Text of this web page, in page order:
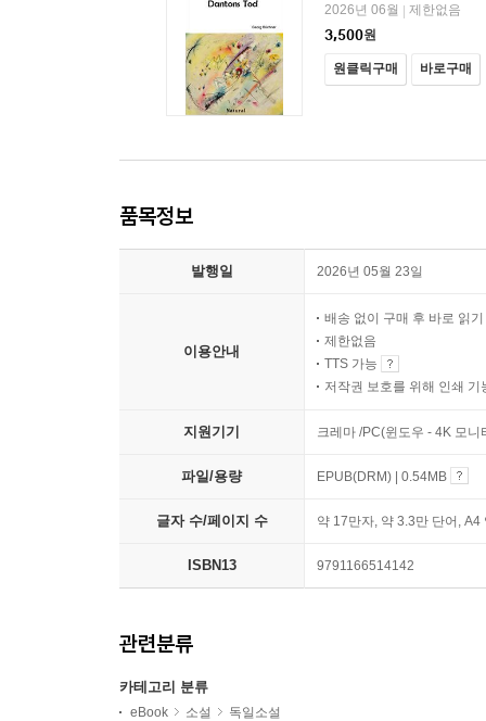
2026년 06월 | 제한없음
3,500원
원클릭구매 바로구매
품목정보
발행일 2026년 05월 23일
이용안내
배송 없이 구매 후 바로 읽기
제한없음
TTS 가능
저작권 보호를 위해 인쇄 기
지원기기 크레마 /PC(윈도우 - 4K 모
파일/용량 EPUB(DRM) | 0.54MB
글자 수/페이지 수 약 17만자, 약 3.3만 단어,
ISBN13 9791166514142
관련분류
카테고리 분류
eBook 소설 독일소설